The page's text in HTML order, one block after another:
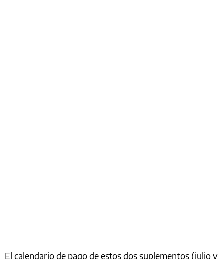
El calendario de pago de estos dos suplementos (julio y